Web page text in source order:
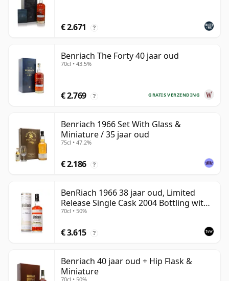
€ 2.671 ?
Benriach The Forty 40 jaar oud
70cl • 43.5%
GRATIS VERZENDING
€ 2.769 ?
Benriach 1966 Set With Glass &
Miniature / 35 jaar oud
75cl • 47.2%
€ 2.186 ?
BenRiach 1966 38 jaar oud, Limited
Release Single Cask 2004 Bottling with
Tube - Cask 2382
70cl • 50%
€ 3.615 ?
Benriach 40 jaar oud + Hip Flask &
Miniature
70cl • 50%